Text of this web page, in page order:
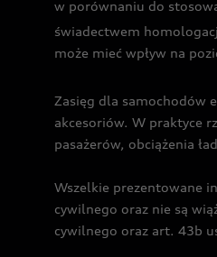
w porównaniu do
świadectwem
może mieć wpływ na
Zasięg dla samochodów
akcesoriów. W praktyce
pasażerów, obciążenia
Wszelkie prezentowane
cywilnego oraz nie są
cywilnego oraz art. 43b